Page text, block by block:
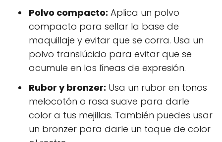
Polvo compacto: Aplica un polvo
compacto para sellar la base de
maquillaje y evitar que se corra. Usa un
polvo translúcido para evitar que se
acumule en las líneas de expresión.
Rubor y bronzer: Usa un rubor en tonos
melocotón o rosa suave para darle
color a tus mejillas. También puedes usar
un bronzer para darle un toque de color